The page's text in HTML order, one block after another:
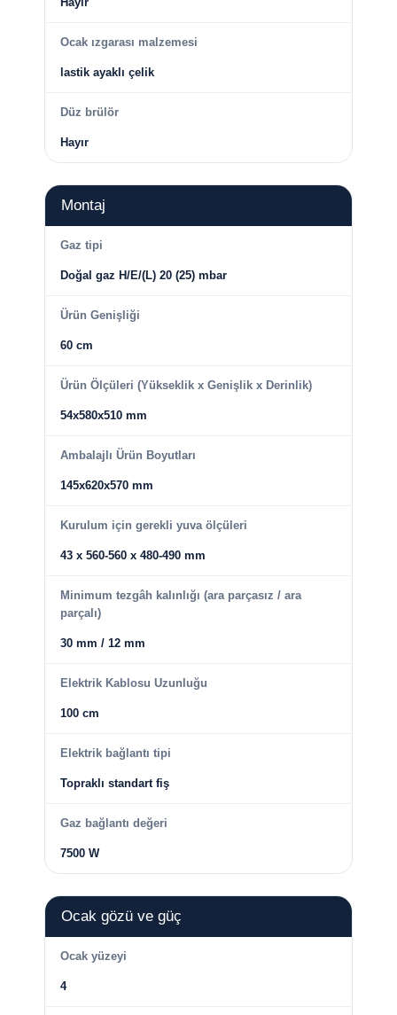
Ocak ızgarası malzemesi
lastik ayaklı çelik
Düz brülör
Hayır
Montaj
Gaz tipi
Doğal gaz H/E/(L) 20 (25) mbar
Ürün Genişliği
60 cm
Ürün Ölçüleri (Yükseklik x Genişlik x Derinlik)
54x580x510 mm
Ambalajlı Ürün Boyutları
145x620x570 mm
Kurulum için gerekli yuva ölçüleri
43 x 560-560 x 480-490 mm
Minimum tezgâh kalınlığı (ara parçasız / ara
parçalı)
30 mm / 12 mm
Elektrik Kablosu Uzunluğu
100 cm
Elektrik bağlantı tipi
Topraklı standart fiş
Gaz bağlantı değeri
7500 W
Ocak gözü ve güç
Ocak yüzeyi
4